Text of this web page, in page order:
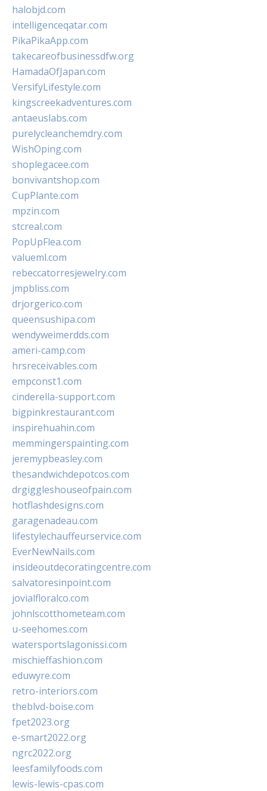
halobjd.com
intelligenceqatar.com
PikaPikaApp.com
takecareofbusinessdfw.org
HamadaOfJapan.com
VersifyLifestyle.com
kingscreekadventures.com
antaeuslabs.com
purelycleanchemdry.com
WishOping.com
shoplegacee.com
bonvivantshop.com
CupPlante.com
mpzin.com
stcreal.com
PopUpFlea.com
valueml.com
rebeccatorresjewelry.com
jmpbliss.com
drjorgerico.com
queensushipa.com
wendyweimerdds.com
ameri-camp.com
hrsreceivables.com
empconst1.com
cinderella-support.com
bigpinkrestaurant.com
inspirehuahin.com
memmingerspainting.com
jeremypbeasley.com
thesandwichdepotcos.com
drgiggleshouseofpain.com
hotflashdesigns.com
garagenadeau.com
lifestylechauffeurservice.com
EverNewNails.com
insideoutdecoratingcentre.com
salvatoresinpoint.com
jovialfloralco.com
johnlscotthometeam.com
u-seehomes.com
watersportslagonissi.com
mischieffashion.com
eduwyre.com
retro-interiors.com
theblvd-boise.com
fpet2023.org
e-smart2022.org
ngrc2022.org
leesfamilyfoods.com
lewis-lewis-cpas.com